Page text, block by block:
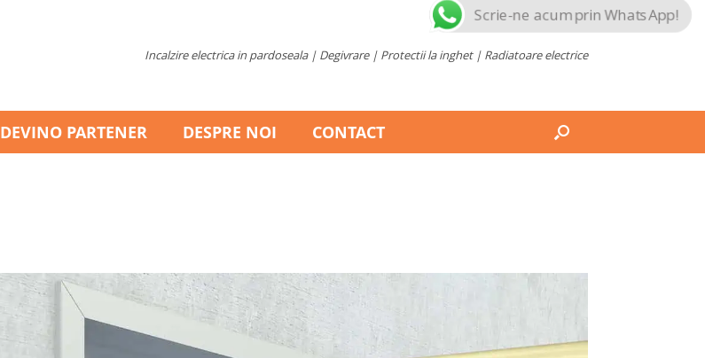
Incalzire electrica in pardoseala | Degivrare | Protectii la inghet | Radiatoare electrice
DEVINO PARTENER DESPRE NOI CONTACT
Scrie-ne acum prin WhatsApp!